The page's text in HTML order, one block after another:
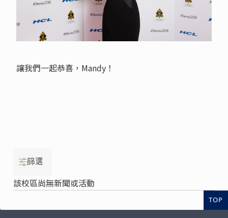
讓我們一起恭喜，Mandy！
篩選
該校區尚無新聞或活動
TOP